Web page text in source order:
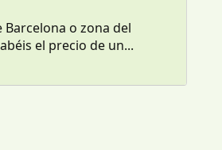
o zona del
el precio de un...